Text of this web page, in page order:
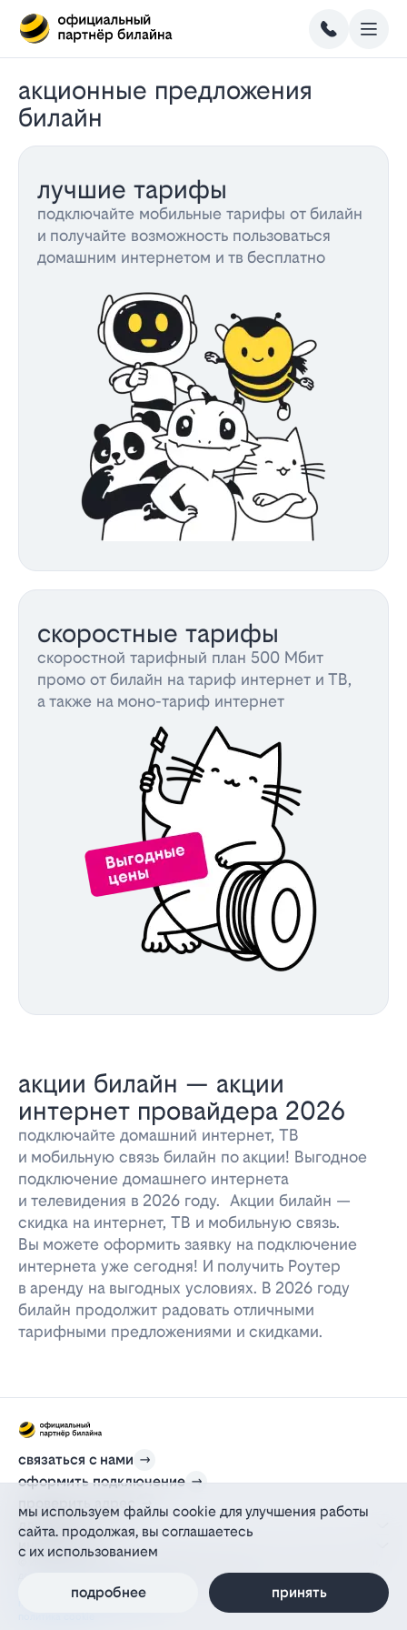
акционные предложения
билайн
лучшие тарифы
подключайте мобильные тарифы от билайн
и получайте возможность пользоваться
домашним интернетом и тв бесплатно
скоростные тарифы
скоростной тарифный план 500 Мбит
промо от билайн на тариф интернет и ТВ,
а также на моно-тариф интернет
акции билайн — акции
интернет провайдера 2026
подключайте домашний интернет, ТВ
и мобильную связь билайн по акции! Выгодное
подключение домашнего интернета
и телевидения в 2026 году. Акции билайн —
скидка на интернет, ТВ и мобильную связь.
Вы можете оформить заявку на подключение
интернета уже сегодня! И получить Роутер
в аренду на выгодных условиях. В 2026 году
билайн продолжит радовать отличными
тарифными предложениями и скидками.
связаться с нами
оформить подключение
проверить адрес
для дома
информация
действующий на основании агентского договора
политика персональных данных
политика конфиденциальности
мы используем файлы cookie для улучшения работы
сайта. продолжая, вы соглашаетесь
с их использованием
подробнее принять